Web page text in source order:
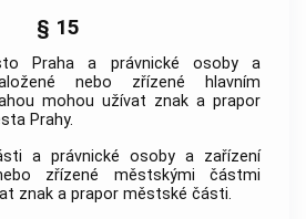
§ 15
Praha a právnické osoby a
nebo zřízené hlavním
mohou užívat znak a prapor
Prahy.
a právnické osoby a zařízení
zřízené městskými částmi
znak a prapor městské části.